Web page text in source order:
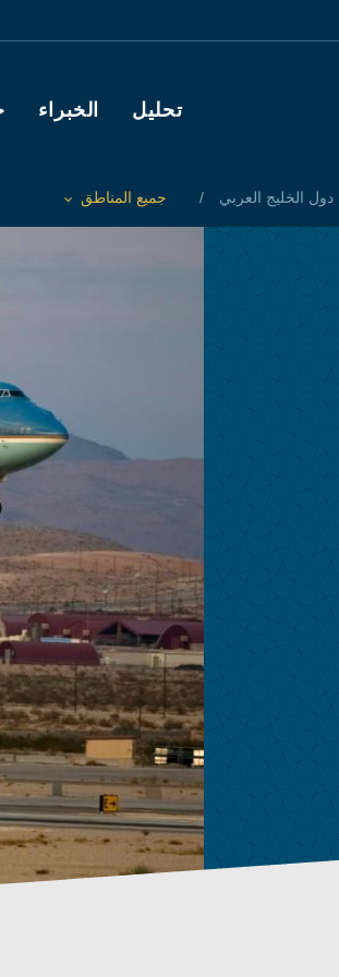
Main navigation
تحليل الخبراء
دول الخليج العربي
Toggle List of
جميع المناطق